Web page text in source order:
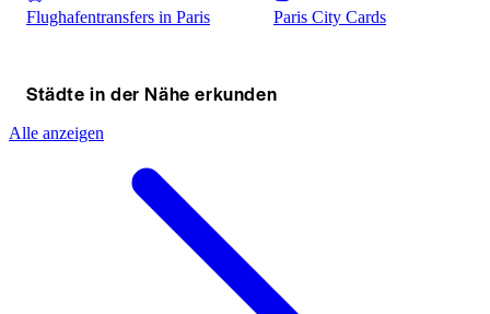
Flughafentransfers in Paris Paris City Cards
Städte in der Nähe erkunden
Alle anzeigen